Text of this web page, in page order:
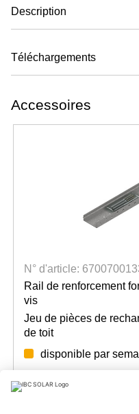
Description
Téléchargements
Accessoires
N° d'article:
Rail de renforcement
vis
Jeu de pièces de
de toit
disponible par
Login for prices